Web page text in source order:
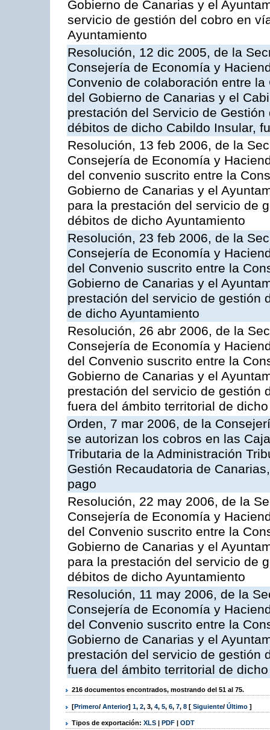
Gobierno de Canarias y el
servicio de gestión del cobro en
Ayuntamiento
Resolución, 12 dic 2005, de la
Consejería de Economía y
Convenio de colaboración entre
del Gobierno de Canarias y el
prestación del Servicio de
débitos de dicho Cabildo Insular,
Resolución, 13 feb 2006, de la
Consejería de Economía y
del convenio suscrito entre la
Gobierno de Canarias y el
para la prestación del servicio de
débitos de dicho Ayuntamiento
Resolución, 23 feb 2006, de la
Consejería de Economía y
del Convenio suscrito entre la
Gobierno de Canarias y el
prestación del servicio de gestión
de dicho Ayuntamiento
Resolución, 26 abr 2006, de la
Consejería de Economía y
del Convenio suscrito entre la
Gobierno de Canarias y el
prestación del servicio de gestión
fuera del ámbito territorial de
Orden, 7 mar 2006, de la
se autorizan los cobros en las
Tributaria de la Administración
Gestión Recaudatoria de
pago
Resolución, 22 may 2006, de la
Consejería de Economía y
del Convenio suscrito entre la
Gobierno de Canarias y el
para la prestación del servicio de
débitos de dicho Ayuntamiento
Resolución, 11 may 2006, de la
Consejería de Economía y
del Convenio suscrito entre la
Gobierno de Canarias y el
prestación del servicio de gestión
fuera del ámbito territorial de
216 documentos encontrados, mostrando del 51 al 75.
[Primero/ Anterior] 1, 2, 3, 4, 5, 6, 7, 8 [ Siguiente/ Último ]
Tipos de exportación: XLS | PDF | ODT